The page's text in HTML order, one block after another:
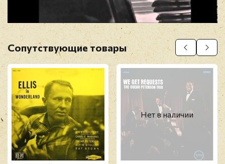
Прикрепить фото
Оставить отзыв
Перед публикацией отзывы проходят
модерацию
Сопутствующие товары
Нет в наличии